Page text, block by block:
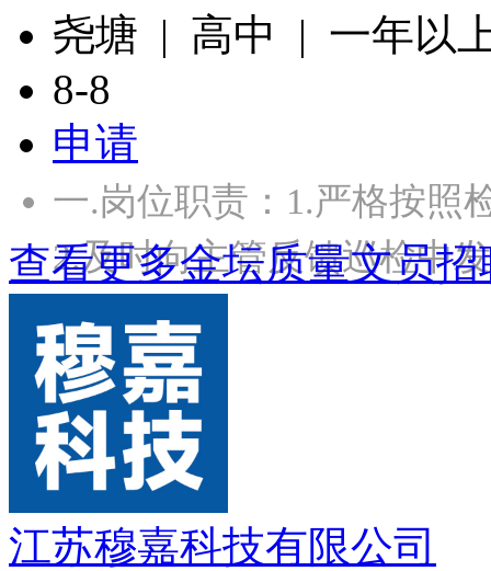
尧塘 | 高中 | 一年以
8-8
申请
一.岗位职责：1.严格按照
2.及时向主管反馈巡检中
查看更多金坛质量文员招
江苏穆嘉科技有限公司